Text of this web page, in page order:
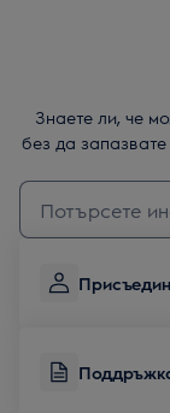
Знаете ли, че
без да
Въведете текст за